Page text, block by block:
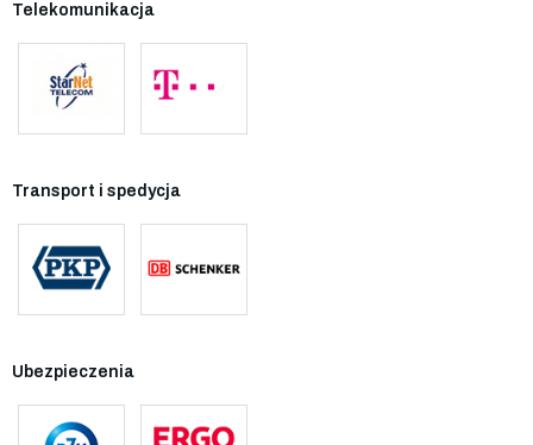
Telekomunikacja
Transport i spedycja
Ubezpieczenia